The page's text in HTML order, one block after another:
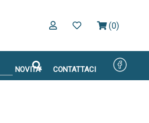
(0)
NOVITA' CONTATTACI